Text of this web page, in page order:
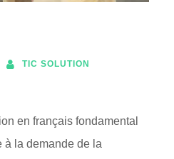
TIC SOLUTION
en français fondamental
à la demande de la